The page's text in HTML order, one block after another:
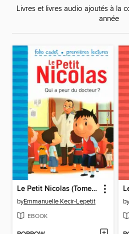
Livres et livres audio ajoutés à la
année
Le Petit Nicolas (Tome 34)--Qui a peur du docteur ?
byEmmanuelle Kecir-Lepetit
EBOOK
by